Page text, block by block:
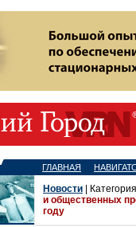
ГЛАВНАЯ
Новости |
и общественных
году